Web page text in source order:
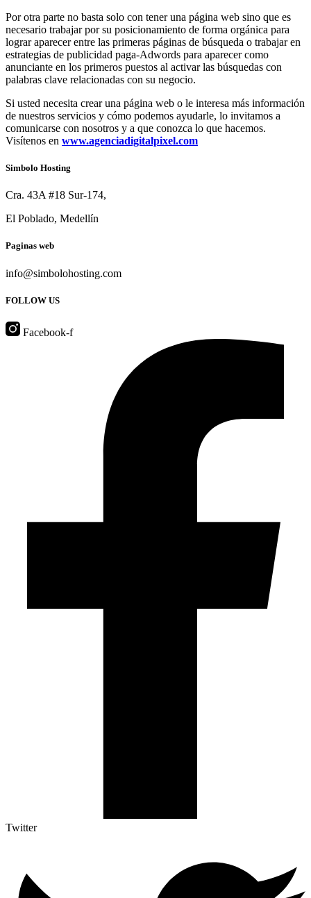
Por otra parte no basta solo con tener una página web sino que es
necesario trabajar por su posicionamiento de forma orgánica para
lograr aparecer entre las primeras páginas de búsqueda o trabajar en
estrategias de publicidad paga-Adwords para aparecer como
anunciante en los primeros puestos al activar las búsquedas con
palabras clave relacionadas con su negocio.
Si usted necesita crear una página web o le interesa más información
de nuestros servicios y cómo podemos ayudarle, lo invitamos a
comunicarse con nosotros y a que conozca lo que hacemos.
Visítenos en www.agenciadigitalpixel.com
Simbolo Hosting
Cra. 43A #18 Sur-174,
El Poblado, Medellín
Paginas web
info@simbolohosting.com
FOLLOW US
Facebook-f
Twitter